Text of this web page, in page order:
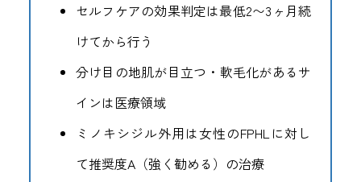
セルフケアの効果判定は最低2〜3ヶ月続
けてから行う
分け目の地肌が目立つ・軟毛化があるサ
インは医療領域
ミノキシジル外用は女性のFPHLに対し
て推奨度A（強く勧める）の治療